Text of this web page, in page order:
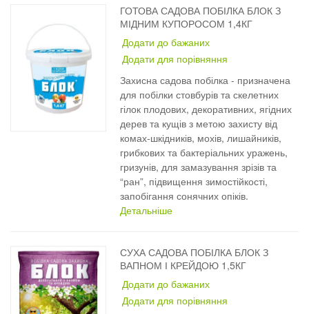
ГОТОВА САДОВА ПОБІЛКА БЛОК З
МІДНИМ КУПОРОСОМ 1,4КГ
Додати до бажаних
Додати для порівняння
Захисна садова побілка - призначена
для побілки стовбурів та скелетних
гілок плодових, декоративних, ягідних
дерев та кущів з метою захисту від
комах-шкідників, мохів, лишайників,
грибкових та бактеріальних уражень,
гризунів, для замазування зрізів та
“ран”, підвищення зимостійкості,
запобігання сонячних опіків.
Детальніше
СУХА САДОВА ПОБІЛКА БЛОК З
ВАПНОМ І КРЕЙДОЮ 1,5КГ
Додати до бажаних
Додати для порівняння